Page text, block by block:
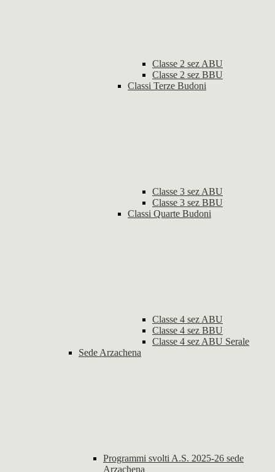
Classe 2 sez ABU
Classe 2 sez BBU
Classi Terze Budoni
Classe 3 sez ABU
Classe 3 sez BBU
Classi Quarte Budoni
Classe 4 sez ABU
Classe 4 sez BBU
Classe 4 sez ABU Serale
Sede Arzachena
Programmi svolti A.S. 2025-26 sede
Arzachena